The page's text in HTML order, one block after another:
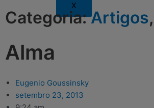
X
Categoria:Artigos,
Alma
Eugenio Goussinsky
setembro 23, 2013